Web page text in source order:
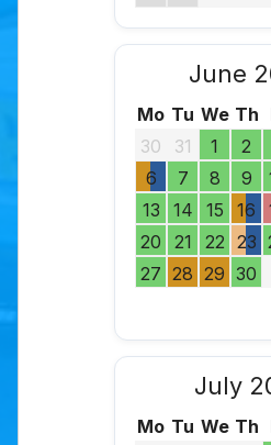
June
Mo Tu We Th
30
31 1 2
6
7 8 9
13
14 15 16
20
21 22 23
27 28 29 30
July
Mo Tu We Th